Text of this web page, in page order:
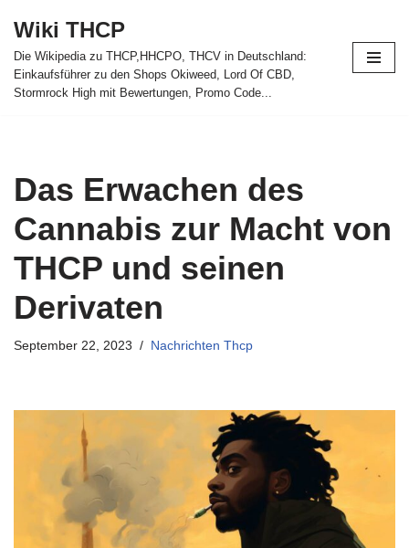
Zum
Inhalt
springen
Wiki THCP
Die Wikipedia zu THCP,HHCPO, THCV in Deutschland:
Einkaufsführer zu den Shops Okiweed, Lord Of CBD,
Stormrock High mit Bewertungen, Promo Code...
Das Erwachen des
Cannabis zur Macht von
THCP und seinen
Derivaten
September 22, 2023 Nachrichten Thcp